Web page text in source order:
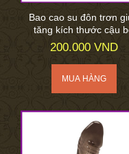
Bao cao su đôn trơn
tăng kích thước cậu
200.000 VND